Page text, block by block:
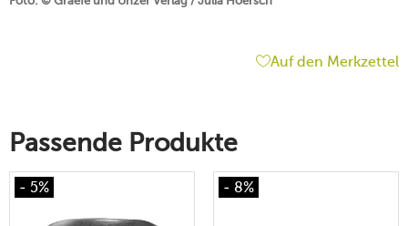
Auf den Merkzettel
Passende Produkte
- 5% - 8%